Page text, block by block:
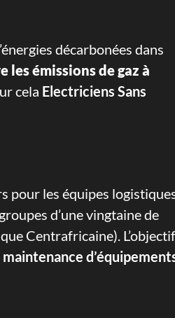
décarbonées dans
les émissions de gaz à
cela Electriciens Sans
pour les équipes
d’une vingtaine de
Centrafricaine). L’objectif